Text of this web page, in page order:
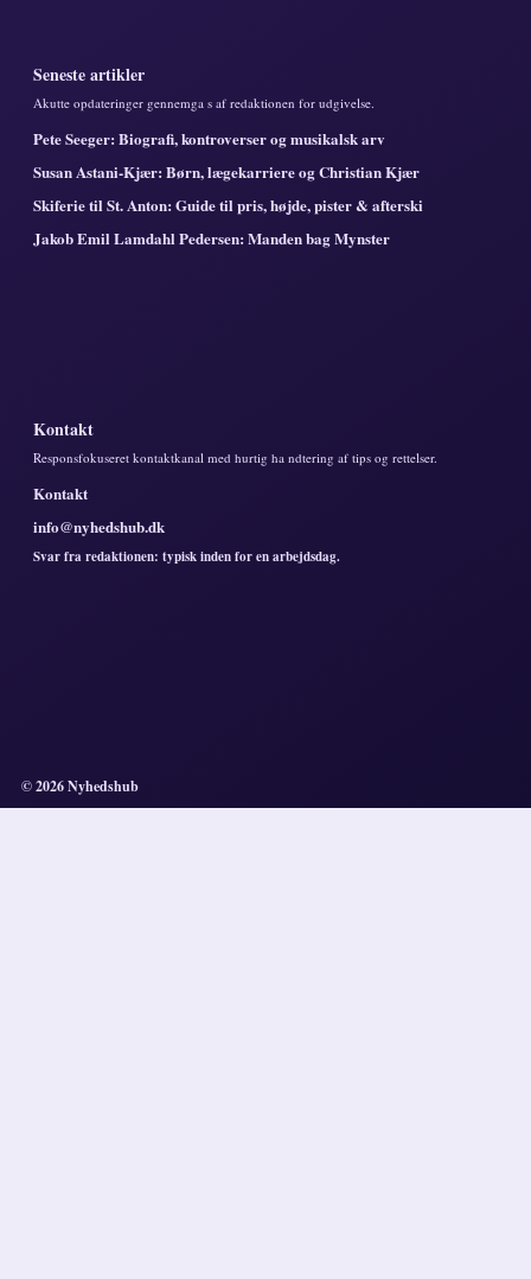
Seneste artikler
Akutte opdateringer gennemga s af redaktionen for udgivelse.
Pete Seeger: Biografi, kontroverser og musikalsk arv
Susan Astani-Kjær: Børn, lægekarriere og Christian Kjær
Skiferie til St. Anton: Guide til pris, højde, pister & afterski
Jakob Emil Lamdahl Pedersen: Manden bag Mynster
Kontakt
Responsfokuseret kontaktkanal med hurtig ha ndtering af tips og rettelser.
Kontakt
info@nyhedshub.dk
Svar fra redaktionen: typisk inden for en arbejdsdag.
© 2026 Nyhedshub